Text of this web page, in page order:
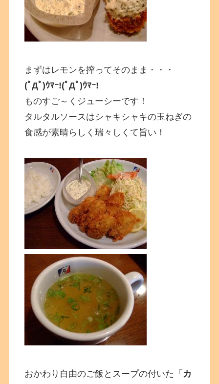
まずはレモンを搾ってそのまま・・・
(ﾟДﾟ)ｳﾏｰ!(ﾟДﾟ)ｳﾏｰ!
ものすご～くジューシーです！
タルタルソースはシャキシャキの玉ねぎの
食感が素晴らしく瑞々しくて旨い！
おかわり自由のご飯とスープの付いた「 カ